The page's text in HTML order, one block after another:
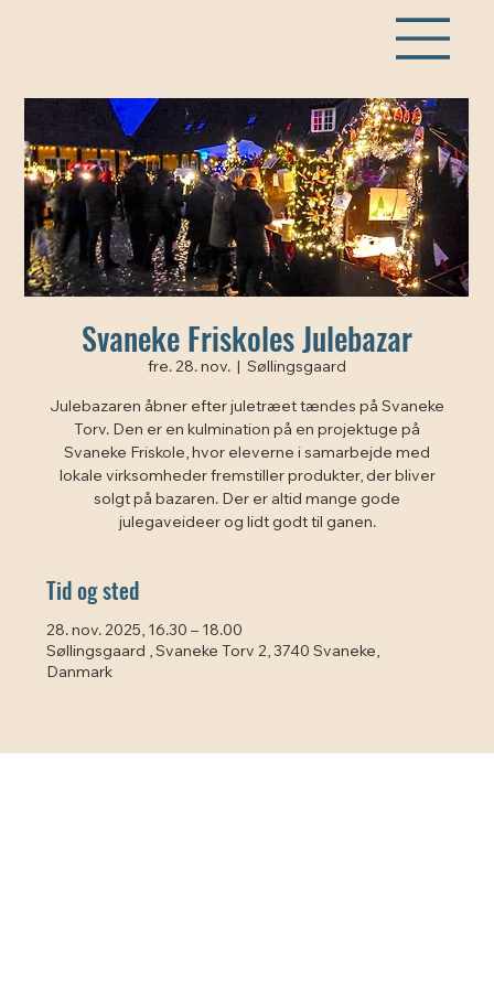
Svaneke Friskoles Julebazar
fre. 28. nov. Søllingsgaard
Julebazaren åbner efter juletræet tændes på Svaneke
Torv. Den er en kulmination på en projektuge på
Svaneke Friskole, hvor eleverne i samarbejde med
lokale virksomheder fremstiller produkter, der bliver
solgt på bazaren. Der er altid mange gode
julegaveideer og lidt godt til ganen.
Tid og sted
28. nov. 2025, 16.30 – 18.00
Søllingsgaard , Svaneke Torv 2, 3740 Svaneke,
Danmark